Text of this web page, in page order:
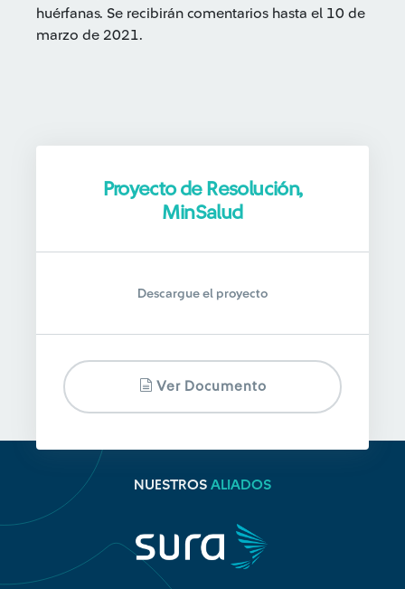
huérfanas. Se recibirán comentarios hasta el 10 de
marzo de 2021.
Proyecto de Resolución,
MinSalud
Descargue el proyecto
Ver Documento
NUESTROS ALIADOS